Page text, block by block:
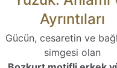
Ayrıntıları
Gücün, cesaretin ve
simgesi olan